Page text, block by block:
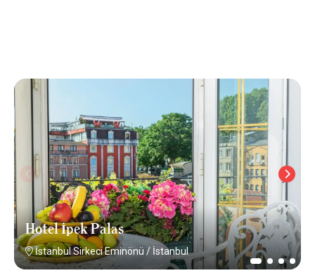
Hotel İpek Palas
İstanbul Sirkeci Eminönü / İstanbul